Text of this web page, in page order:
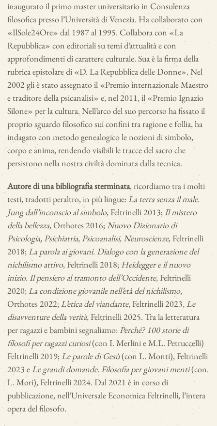
inaugurato il primo master universitario in Consulenza
filosofica presso l’Università di Venezia. Ha collaborato con
«IlSole24Ore» dal 1987 al 1995. Collabora con «La
Repubblica» con editoriali su temi d’attualità e con
approfondimenti di carattere culturale. Sua è la firma della
rubrica epistolare di «D. La Repubblica delle Donne». Nel
2002 gli è stato assegnato il «Premio internazionale Maestro
e traditore della psicanalisi» e, nel 2011, il «Premio Ignazio
Silone» per la cultura. Nell’arco del suo percorso ha fissato il
proprio sguardo filosofico sui confini tra ragione e follia, ha
indagato con metodo genealogico le nozioni di simbolo,
corpo e anima, rendendo visibili le tracce del sacro che
persistono nella nostra civiltà dominata dalla tecnica.
Autore di una bibliografia sterminata, ricordiamo tra i molti
testi, tradotti peraltro, in più lingue:La terra senza il male.
Jung dall’inconscio al simbolo, Feltrinelli 2013;Il mistero
della bellezza, Orthotes 2016;Nuovo Dizionario di
Psicologia, Psichiatria, Psicoanalisi, Neuroscienze, Feltrinelli
2018;La parola ai giovani. Dialogo con la generazione del
nichilismo attivo, Feltrinelli 2018;Heidegger e il nuovo
inizio. Il pensiero al tramonto dell’Occidente, Feltrinelli
2020;La condizione giovanile nell’età del nichilismo,
Orthotes 2022;L’etica del viandante, Feltrinelli 2023,Le
disavventure della verità, Feltrinelli 2025. Tra la letteratura
per ragazzi e bambini segnaliamo:Perché? 100 storie di
filosofi per ragazzi curiosi(con I. Merlini e M.L. Petruccelli)
Feltrinelli 2019;Le parole di Gesù(con L. Monti), Feltrinelli
2023 eLe grandi domande. Filosofia per giovani menti(con.
L. Mori), Feltrinelli 2024. Dal 2021 è in corso di
pubblicazione, nell’Universale Economica Feltrinelli, l’intera
opera del filosofo.